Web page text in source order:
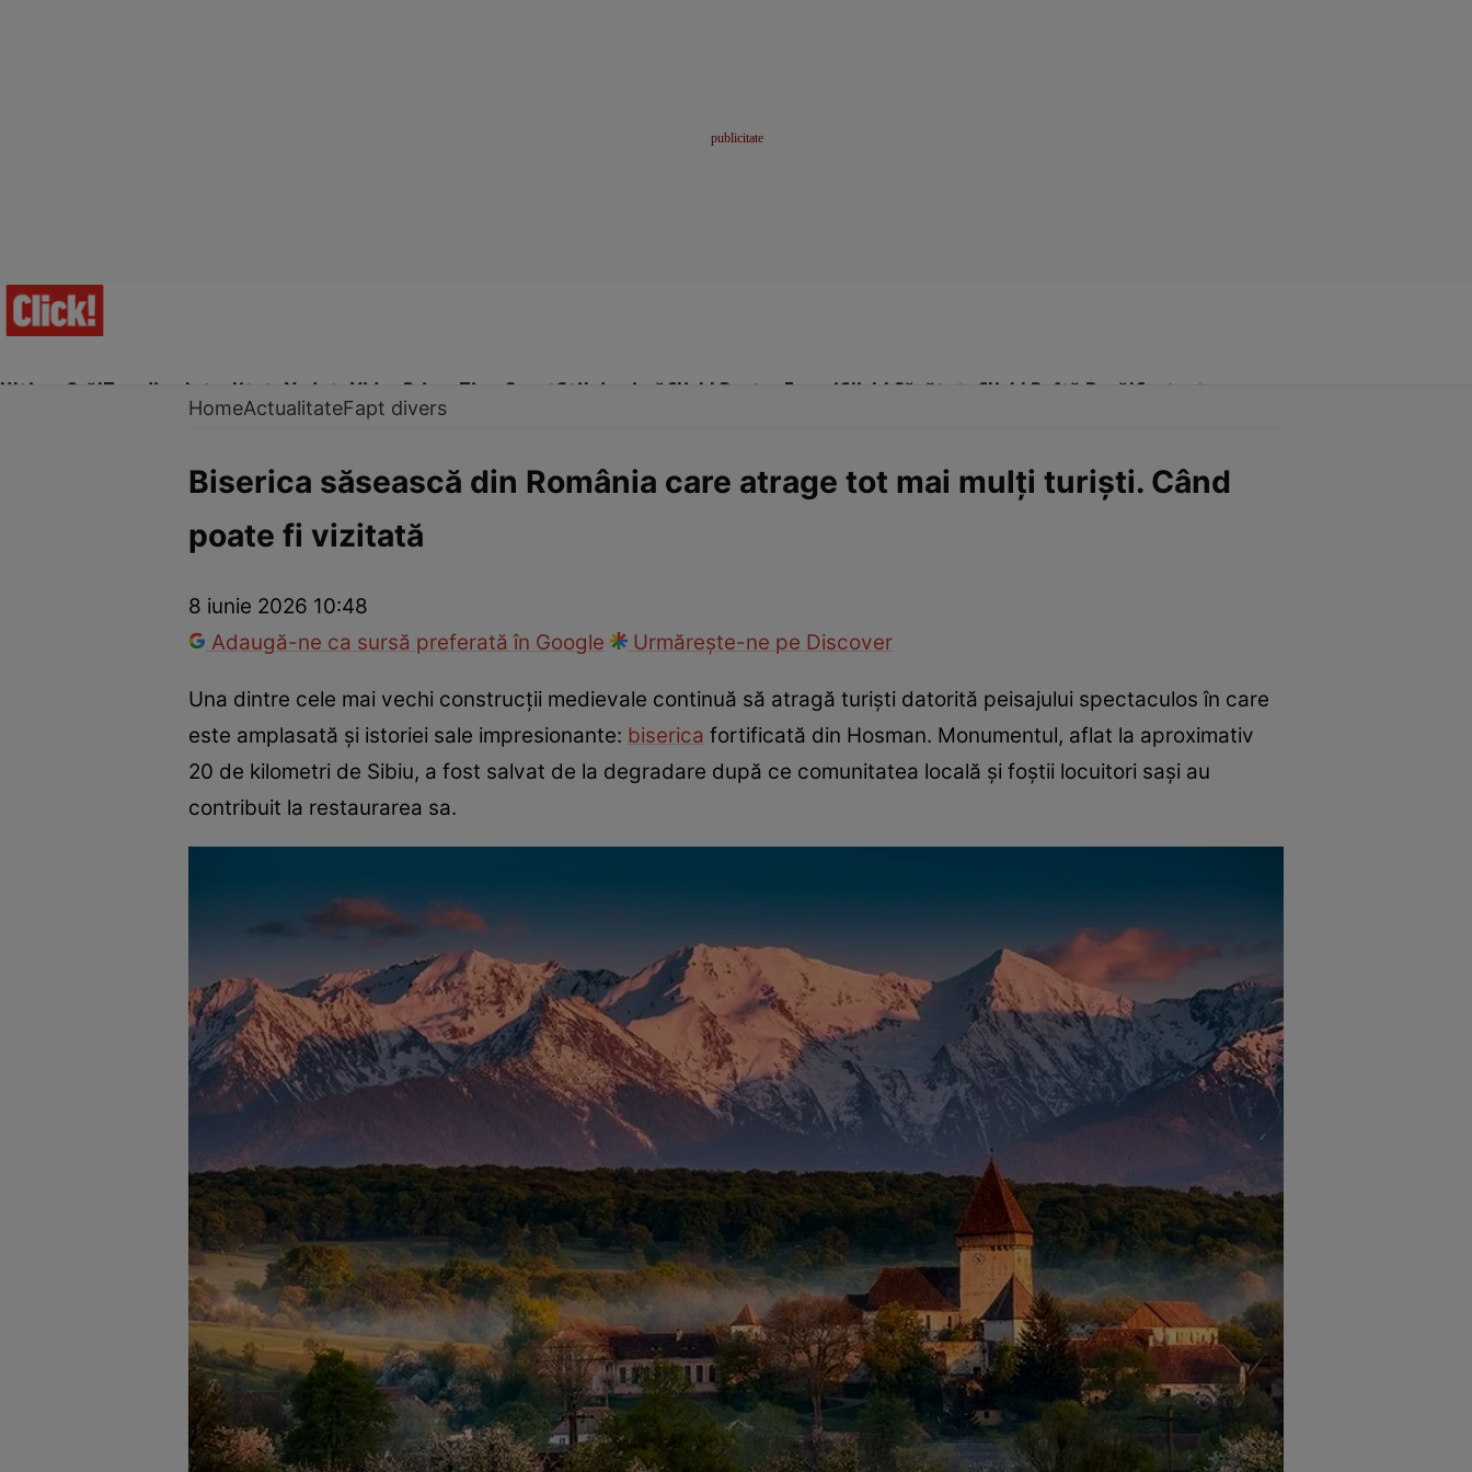
Ultima Oră!Trending Actualitate Vedete Video Prime Time SportStil de viațăClick! Pentru FemeiClick! Sănătate Click! Poftă Bună!Contact
Internațional Fapt diversTehnologie
HomeActualitateFapt divers
Biserica săsească din România care atrage tot mai mulți turiști. Când
poate fi vizitată
8 iunie 2026 10:48
Adaugă-ne ca sursă preferată în Google
Urmărește-ne pe Discover
Una dintre cele mai vechi construcții medievale continuă să atragă turiști datorită peisajului spectaculos în care
este amplasată și istoriei sale impresionante: biserica fortificată din Hosman. Monumentul, aflat la aproximativ
20 de kilometri de Sibiu, a fost salvat de la degradare după ce comunitatea locală și foștii locuitori sași au
contribuit la restaurarea sa.